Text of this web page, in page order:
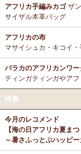
12/3：ティンガティン
名ごとに2つのカテゴ
→ 作家名 A―L
→
11/25：ティンガティ
→ 作家名 A―L
→
11/25：ティンガティ
11/21：【新登場】サ
大人上品シルエット
11/20：キテンゲ本革
ミルクティーに合わせ
非常に良く、長く家族
M さまより キテン
ム リバーシブルOK
お揃いの柄のフレアス
気に入り♪
Ｙ さまより キテン
M さまより キテン
たいへん吸水性良いで
アフリカ手編みカゴザ
サイザル本革バッグ
アフリカの布
マサイシュカ・キコイ
バラカのアフリカンワ
ティンガティンガやア
特集
今月のレコメンド
【海の日アフリカ夏まつ
～暑さふっとぶハッピー